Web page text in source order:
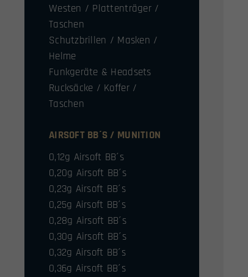
Westen / Plattenträger /
Taschen
Schutzbrillen / Masken /
Helme
Funkgeräte & Headsets
Rucksäcke / Koffer /
Taschen
AIRSOFT BB´S / MUNITION
0,12g Airsoft BB´s
0,20g Airsoft BB´s
0,23g Airsoft BB´s
0,25g Airsoft BB´s
0,28g Airsoft BB´s
0,30g Airsoft BB´s
0,32g Airsoft BB´s
0,36g Airsoft BB´s